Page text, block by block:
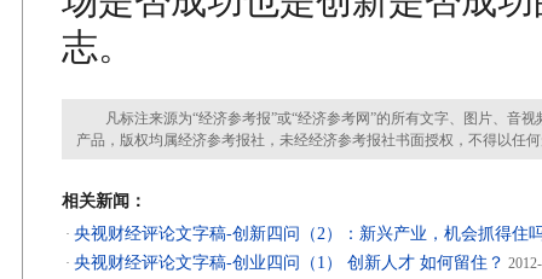
志。
凡标注来源为“经济参考报”或“经济参考网”的所有文字、图片、音视
产品，版权均属经济参考报社，未经经济参考报社书面授权，不得以任
相关新闻：
· 央视财经评论文字稿-创新四问（2）：新兴产业，机会抓得住
· 央视财经评论文字稿-创业四问（1） 创新人才 如何留住？